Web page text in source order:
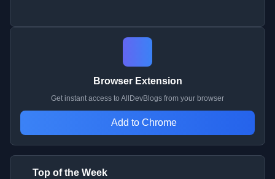
Browser Extension
Get instant access to AllDevBlogs from your browser
Add to Chrome
Top of the Week